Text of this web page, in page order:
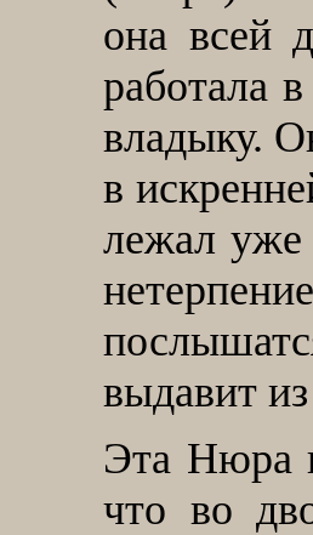
она всей
работала
владыку.
в
лежал уже
выдавит
Эта Нюра
что во